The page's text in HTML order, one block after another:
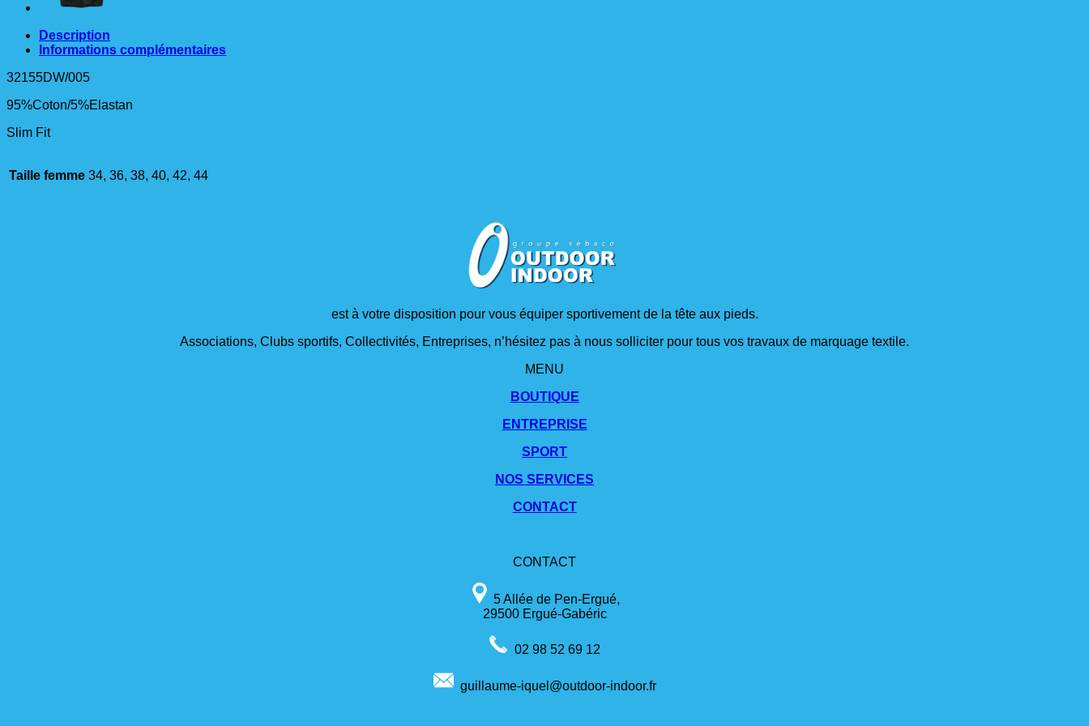
Description
Informations complémentaires
32155DW/005
95%Coton/5%Elastan
Slim Fit
Taille femme 34, 36, 38, 40, 42, 44
est à votre disposition pour vous équiper sportivement de la tête aux pieds.
Associations, Clubs sportifs, Collectivités, Entreprises, n’hésitez pas à nous solliciter pour tous vos travaux de marquage textile.
MENU
BOUTIQUE
ENTREPRISE
SPORT
NOS SERVICES
CONTACT
CONTACT
5 Allée de Pen-Ergué,
29500 Ergué-Gabéric
02 98 52 69 12
guillaume-iquel@outdoor-indoor.fr